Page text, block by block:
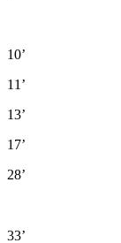
10’
11’
13’
17’
28’
33’